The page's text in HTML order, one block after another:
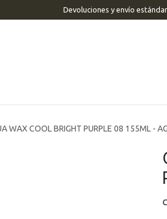
Devoluciones y envío
WAX COOL BRIGHT PURPLE 08 155ML -